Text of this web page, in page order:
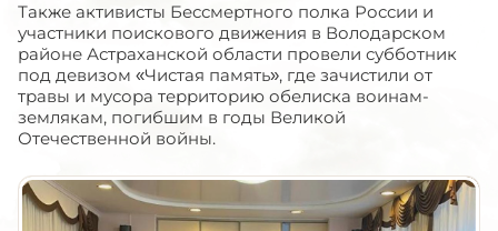
Также активисты Бессмертного полка России и
участники поискового движения в Володарском
районе Астраханской области провели субботник
под девизом «Чистая память», где зачистили от
травы и мусора территорию обелиска воинам-
землякам, погибшим в годы Великой
Отечественной войны.